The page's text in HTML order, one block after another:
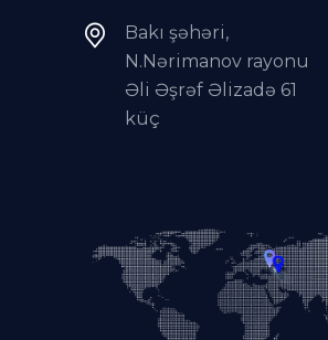
Bakı şəhəri,
N.Nərimanov rayonu
Əli Əşrəf Əlizadə 61
küç